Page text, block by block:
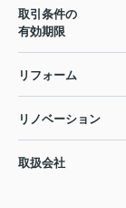
取引条件の
有効期限
リフォーム
リノベーション
取扱会社